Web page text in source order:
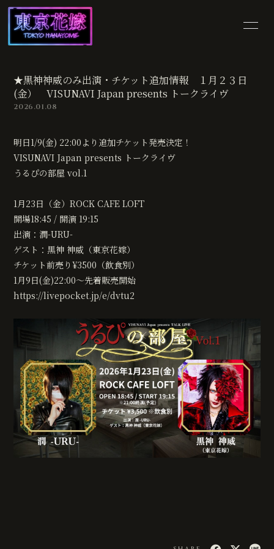
SCHEDULE
PROFILE
SHOP
BLOG
無料会員登録 ログイン
★黒神神威のみ出演・チケット追加情報 １月２３日
(金） VISUNAVI Japan presents トークライヴ
2026.01.08
明日1/9(金) 22:00より追加チケット発売決定！
VISUNAVI Japan presents トークライヴ
うるぴの部屋 vol.1
1月23日（金）ROCK CAFE LOFT
開場18:45 / 開演 19:15
出演：潤-URU-
ゲスト：黒神 神威（東京花嫁）
チケット前売り¥3500（飲食別）
1月9日(金)22:00～先着販売開始
https://livepocket.jp/e/dvtu2